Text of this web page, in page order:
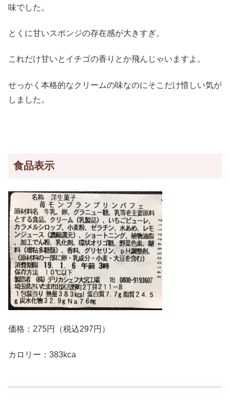
味でした。
とくに甘いスポンジの存在感が大きすぎ。
これだけ甘いとイチゴの香りとか飛んじゃいますよ。
せっかく本格的なクリームの味なのにそこだけ惜しい気が
しました。
食品表示
価格：275円（税込297円）
カロリー：383kca